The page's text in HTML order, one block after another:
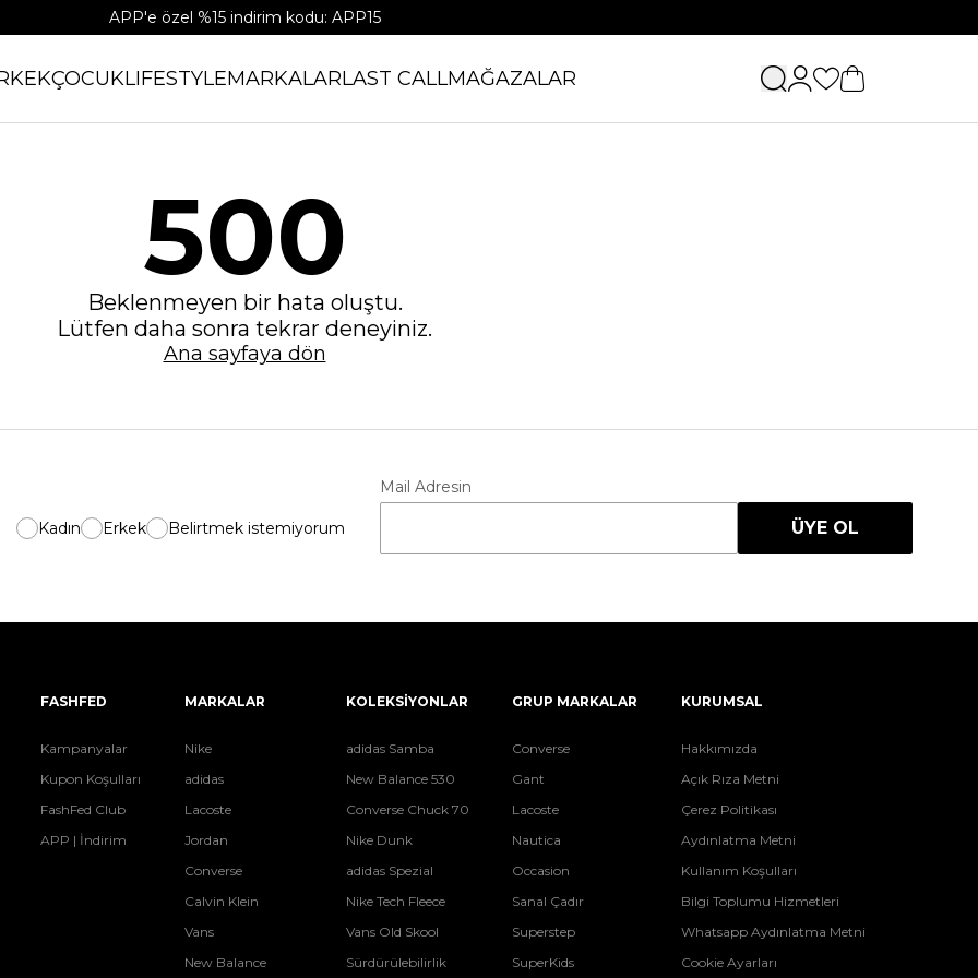
APP'e özel %15 indirim kodu: APP15
ÇOCUKLIFESTYLEMARKALARLAST CALLMAĞAZALAR
500
Beklenmeyen bir hata oluştu.
Lütfen daha sonra tekrar deneyiniz.
Ana sayfaya dön
Kadın Erkek Belirtmek istemiyorum
Mail Adresin
ÜYE OL
FASHFED
Kampanyalar
Kupon Koşulları
FashFed Club
APP | İndirim
MARKALAR
Nike
adidas
Lacoste
Jordan
Converse
Calvin Klein
Vans
New Balance
KOLEKSİYONLAR
adidas Samba
New Balance 530
Converse Chuck 70
Nike Dunk
adidas Spezial
Nike Tech Fleece
Vans Old Skool
Sürdürülebilirlik
GRUP MARKALAR
Converse
Gant
Lacoste
Nautica
Occasion
Sanal Çadır
Superstep
SuperKids
KURUMSAL
Hakkımızda
Açık Rıza Metni
Çerez Politikası
Aydınlatma Metni
Kullanım Koşulları
Bilgi Toplumu Hizmetleri
Whatsapp Aydınlatma Metni
Cookie Ayarları